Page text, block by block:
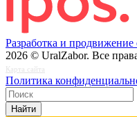
Разработка и продвижение
2026 © UralZabor. Все
Карта сайта
Политика
Найти